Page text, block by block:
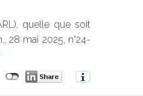
quelle que soit
28 mai 2025, n°24-